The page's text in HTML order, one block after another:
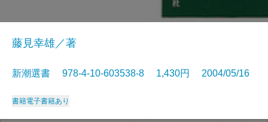
藤見幸雄／著
新潮選書 978-4-10-603538-8 1,430円 2004/05/16
書籍電子書籍あり